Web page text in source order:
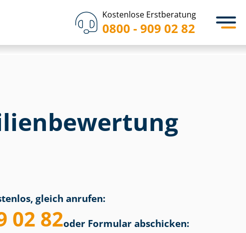
Kostenlose Erstberatung
0800 - 909 02 82
gleich anrufen:
02 82oder Formular abschicken: